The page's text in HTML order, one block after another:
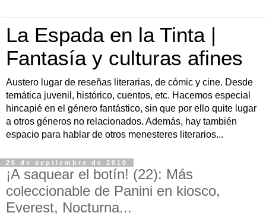
La Espada en la Tinta |
Fantasía y culturas afines
Austero lugar de reseñas literarias, de cómic y cine. Desde
temática juvenil, histórico, cuentos, etc. Hacemos especial
hincapié en el género fantástico, sin que por ello quite lugar
a otros géneros no relacionados. Además, hay también
espacio para hablar de otros menesteres literarios...
26 de septiembre de 2010
¡A saquear el botín! (22): Más
coleccionable de Panini en kiosco,
Everest, Nocturna...